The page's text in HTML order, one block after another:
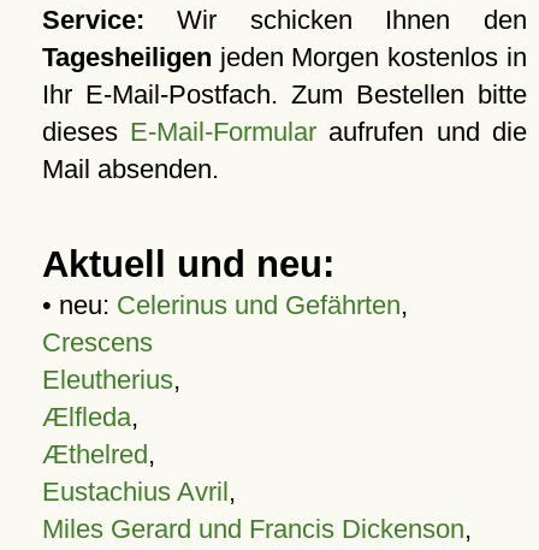
Service: Wir schicken Ihnen den
Tagesheiligen jeden Morgen kostenlos in
Ihr E-Mail-Postfach. Zum Bestellen bitte
dieses E-Mail-Formular aufrufen und die
Mail absenden.
Aktuell und neu:
• neu: Celerinus und Gefährten,
Crescens
Eleutherius,
Ælfleda,
Æthelred,
Eustachius Avril,
Miles Gerard und Francis Dickenson,